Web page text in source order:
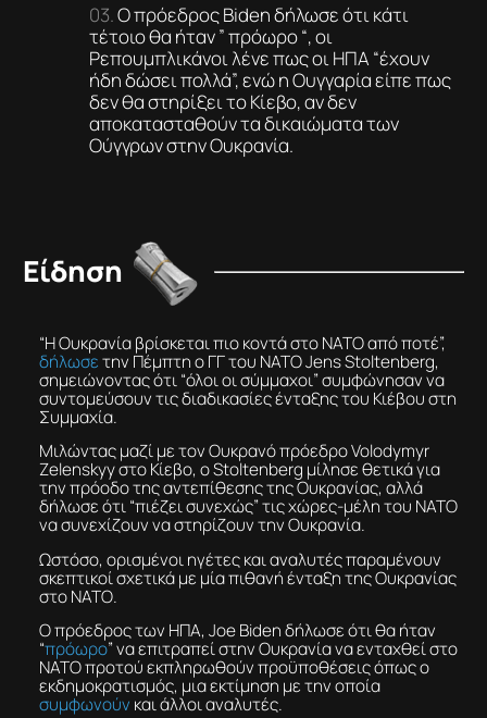
Ο πρόεδρος Biden δήλωσε ότι κάτι
τέτοιο θα ήταν ” πρόωρο “, οι
Ρεπουμπλικάνοι λένε πως οι ΗΠΑ “έχουν
ήδη δώσει πολλά”, ενώ η Ουγγαρία είπε πως
δεν θα στηρίξει το Κίεβο, αν δεν
αποκατασταθούν τα δικαιώματα των
Ούγγρων στην Ουκρανία.
Είδηση
“Η Ουκρανία βρίσκεται πιο κοντά στο ΝΑΤΟ από ποτέ”,
δήλωσετην Πέμπτη ο ΓΓ του ΝΑΤΟ Jens Stoltenberg,
σημειώνοντας ότι “όλοι οι σύμμαχοι” συμφώνησαν να
συντομεύσουν τις διαδικασίες ένταξης του Κιέβου στη
Συμμαχία.
Μιλώντας μαζί με τον Ουκρανό πρόεδρο Volodymyr
Zelenskyy στο Κίεβο, ο Stoltenberg μίλησε θετικά για
την πρόοδο της αντεπίθεσης της Ουκρανίας, αλλά
δήλωσε ότι “πιέζει συνεχώς” τις χώρες-μέλη του ΝΑΤΟ
να συνεχίζουν να στηρίζουν την Ουκρανία.
Ωστόσο, ορισμένοι ηγέτες και αναλυτές παραμένουν
σκεπτικοί σχετικά με μία πιθανή ένταξη της Ουκρανίας
στο ΝΑΤΟ.
Ο πρόεδρος των ΗΠΑ, Joe Biden δήλωσε ότι θα ήταν
“πρόωρο” να επιτραπεί στην Ουκρανία να ενταχθεί στο
ΝΑΤΟ προτού εκπληρωθούν προϋποθέσεις όπως ο
εκδημοκρατισμός, μια εκτίμηση με την οποία
συμφωνούν και άλλοι αναλυτές.